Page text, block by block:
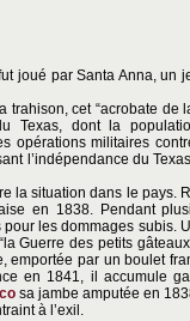
joué par Santa Anna, un
trahison, cet “acrobate
Texas, dont la
opérations militaires
l’indépendance du
la situation dans le pays.
en 1838. Pendant
les dommages subis.
Guerre des petits
emportée par un boulet
en 1841, il accumule
sa jambe amputée en
à l’exil.